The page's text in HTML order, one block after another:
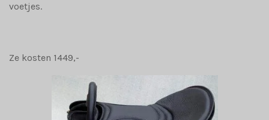
voetjes.
Ze kosten 1449,-